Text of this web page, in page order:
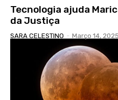
Tecnologia ajuda
da Justiça
SARA CELESTINO - Março 14, 2025